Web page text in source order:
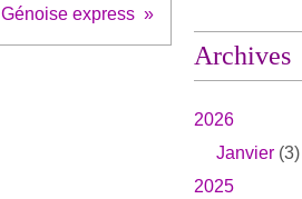
Génoise express
Archives
2026
Janvier (3)
2025